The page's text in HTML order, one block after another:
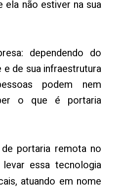
ela não estiver na sua
dependendo do
de sua infraestrutura
podem nem
o que é portaria
portaria remota no
essa tecnologia
atuando em nome